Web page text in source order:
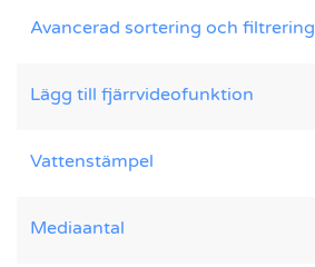
Avancerad sortering och filtrering
Lägg till fjärrvideofunktion
Vattenstämpel
Mediaantal